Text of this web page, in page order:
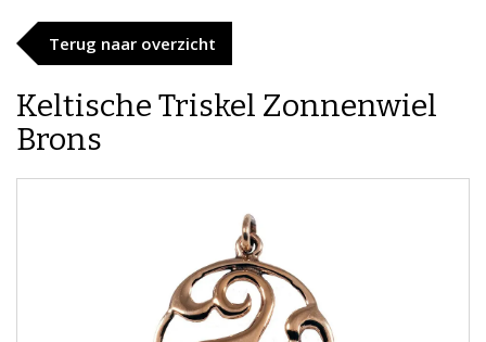
Terug naar overzicht
Keltische Triskel Zonnenwiel
Brons